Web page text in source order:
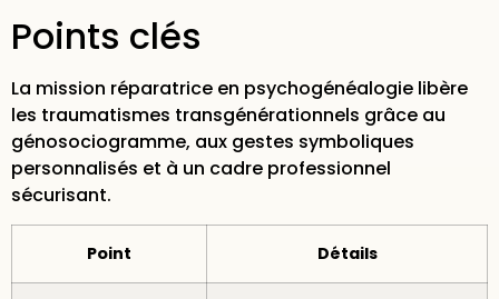
Points clés
La mission réparatrice en psychogénéalogie libère
les traumatismes transgénérationnels grâce au
génosociogramme, aux gestes symboliques
personnalisés et à un cadre professionnel
sécurisant.
Point Détails